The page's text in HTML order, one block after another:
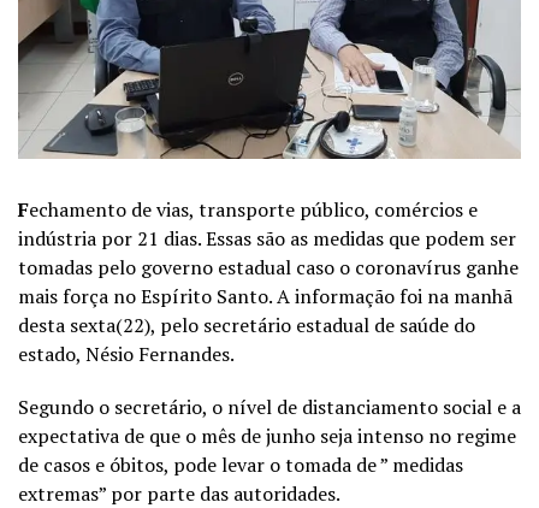
Fechamento de vias, transporte público, comércios e
indústria por 21 dias. Essas são as medidas que podem ser
tomadas pelo governo estadual caso o coronavírus ganhe
mais força no Espírito Santo. A informação foi na manhã
desta sexta(22), pelo secretário estadual de saúde do
estado, Nésio Fernandes.
Segundo o secretário, o nível de distanciamento social e a
expectativa de que o mês de junho seja intenso no regime
de casos e óbitos, pode levar o tomada de ” medidas
extremas” por parte das autoridades.